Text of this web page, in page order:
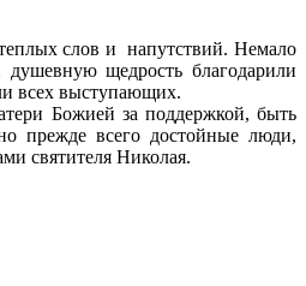
слов и напутствий. Немало
щедрость благодарили
всех выступающих.
Божией за поддержкой, быть
прежде всего достойные люди,
святителя Николая.